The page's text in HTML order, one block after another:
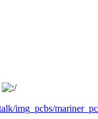
img_pcbs/